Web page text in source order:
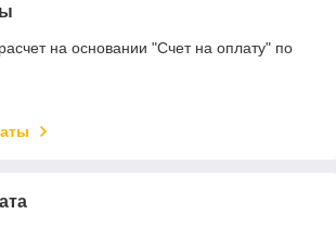
на основании "Счет на оплату" по